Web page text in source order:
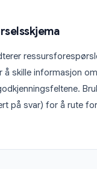
å skille informasjon
på svar) for å rute